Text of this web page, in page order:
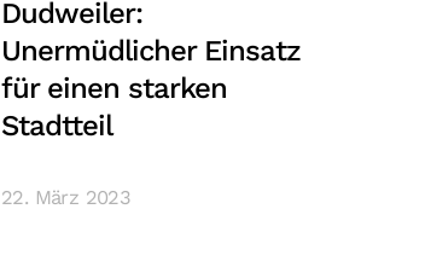
Dudweiler:
Unermüdlicher Einsatz
für einen starken
Stadtteil
22. März 2023